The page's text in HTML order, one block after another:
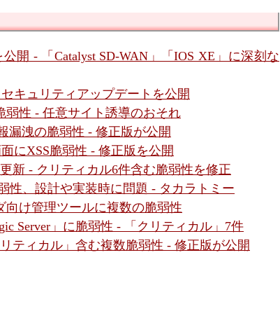
開 - 「Catalyst SD-WAN」「IOS XE」に深刻な
セキュリティアップデートを公開
弱性 - 任意サイト誘導のおそれ
漏洩の脆弱性 - 修正版が公開
面にXSS脆弱性 - 修正版を公開
更新 - クリティカル6件含む脆弱性を修正
性、設計や実装時に問題 - タカラトミー
向け管理ツールに複数の脆弱性
Server」に脆弱性 - 「クリティカル」7件
ティカル」含む複数脆弱性 - 修正版が公開